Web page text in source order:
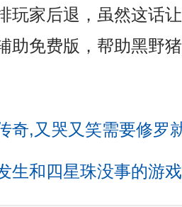
玩家后退，虽然这话
助免费版，帮助黑野
奇,又哭又笑需要修罗
生和四星珠没事的游戏